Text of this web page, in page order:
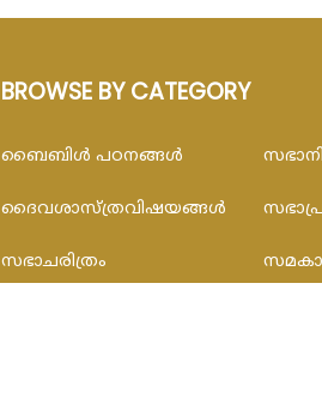
BROWSE BY CATEGORY
ബൈബിള്‍ പഠനങ്ങള്‍
ദൈവശാസ്ത്രവിഷയങ്ങള്‍
സഭാചരിത്രം